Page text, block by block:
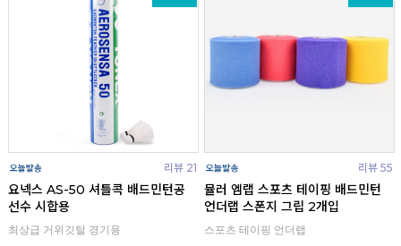
리뷰 21
요넥스 AS-50 셔틀콕 배드민턴공
선수 시합용
최상급 거위깃털 경기용
리뷰 55
뮬러 엠랩 스포츠 테이핑 배드민턴
언더랩 스폰지 그립 2개입
스포츠 테이핑 언더랩